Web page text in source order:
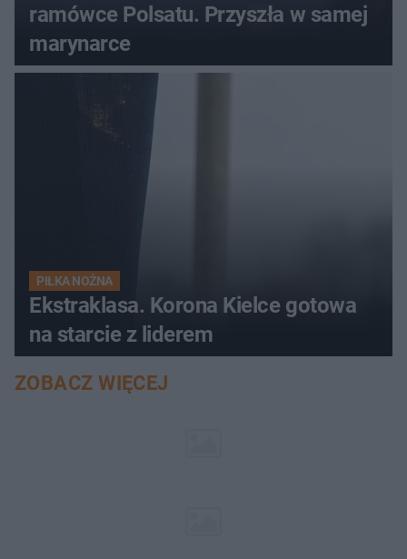
ramówce Polsatu. Przyszła w samej
marynarce
PIŁKA NOŻNA
Ekstraklasa. Korona Kielce gotowa
na starcie z liderem
ZOBACZ WIĘCEJ